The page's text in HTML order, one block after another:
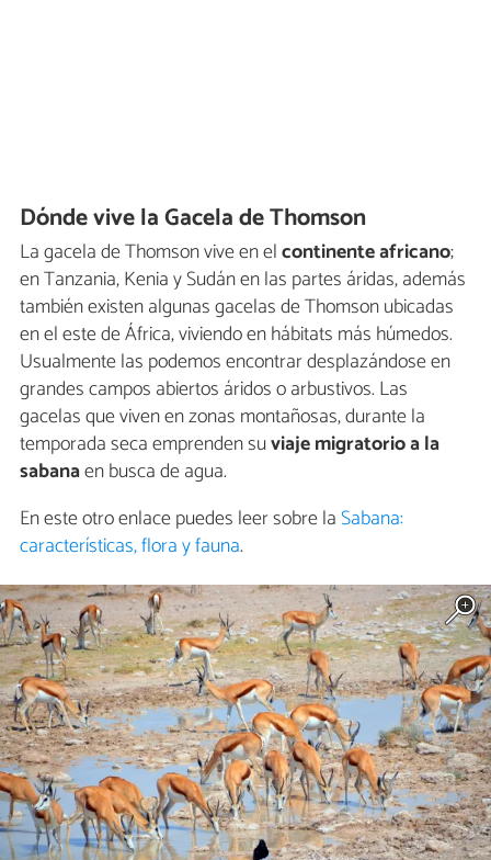
Dónde vive la Gacela de Thomson
La gacela de Thomson vive en elcontinente africano;
en Tanzania, Kenia y Sudán en las partes áridas, además
también existen algunas gacelas de Thomson ubicadas
en el este de África, viviendo en hábitats más húmedos.
Usualmente las podemos encontrar desplazándose en
grandes campos abiertos áridos o arbustivos. Las
gacelas que viven en zonas montañosas, durante la
temporada seca emprenden suviaje migratorio a la
sabanaen busca de agua.
En este otro enlace puedes leer sobre laSabana:
características, flora y fauna.